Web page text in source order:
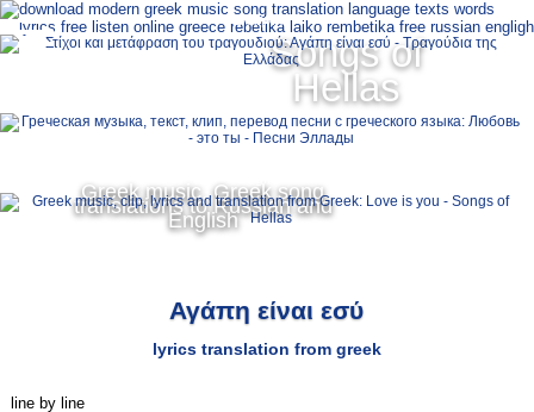
Songs of
Hellas
Greek music, Greek song
translations to Russian and
English
Ελληνικά
Αγάπη είναι εσύ
lyrics translation from greek
line by line